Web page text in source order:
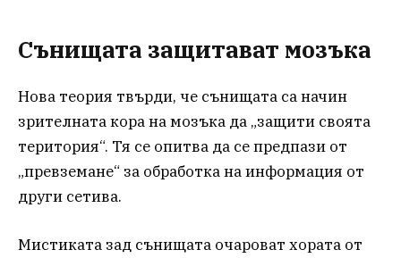
Сънищата защитават мозъка
Нова теория твърди, че сънищата са начин
зрителната кора на мозъка да „защити своята
територия“. Тя се опитва да се предпази от
„превземане“ за обработка на информация от
други сетива.
Мистиката зад сънищата очароват хората от